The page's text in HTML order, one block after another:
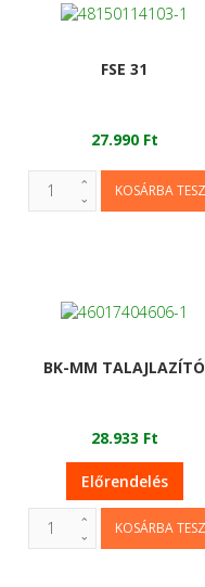
FSE 31
27.990 Ft
BK-MM TALAJLAZÍTÓ
28.933 Ft
Előrendelés